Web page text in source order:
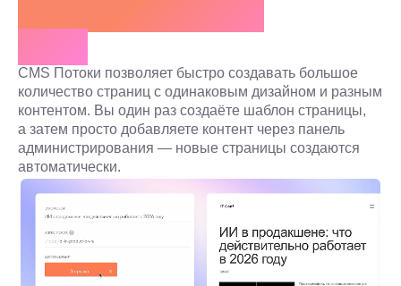
CMS Потоки позволяет быстро создавать большое
количество страниц с одинаковым дизайном и разным
контентом. Вы один раз создаёте шаблон страницы,
а затем просто добавляете контент через панель
администрирования — новые страницы создаются
автоматически.